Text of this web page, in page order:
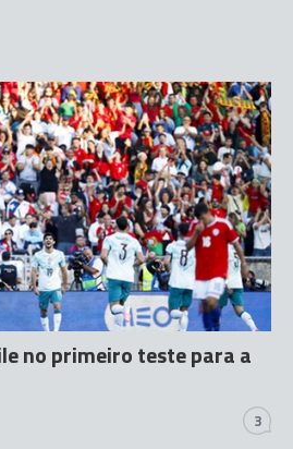
no primeiro teste para a
3